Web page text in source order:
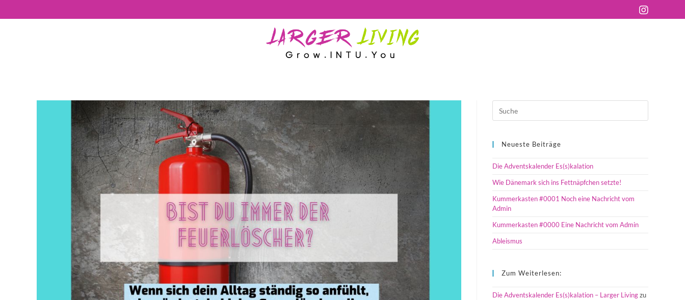
Neueste Beiträge
Die Adventskalender Es(s)kalation
Wie Dänemark sich ins Fettnäpfchen setzte!
Kummerkasten #0001 Noch eine Nachricht vom
Admin
Kummerkasten #0000 Eine Nachricht vom Admin
Ableismus
Zum Weiterlesen:
Die Adventskalender Es(s)kalation – Larger Livingzu